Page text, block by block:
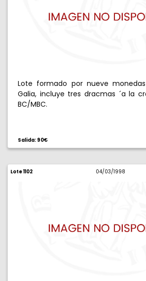
Lote formado por nueve
Galia, incluye tres dracmas ´a la
BC/MBC.
Salida: 90€
Lote 1102 04/03/1998